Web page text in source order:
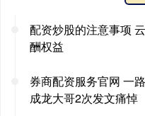
配资炒股的注意事项
酬权益
券商配资服务官网 一
成龙大哥2次发文痛悼